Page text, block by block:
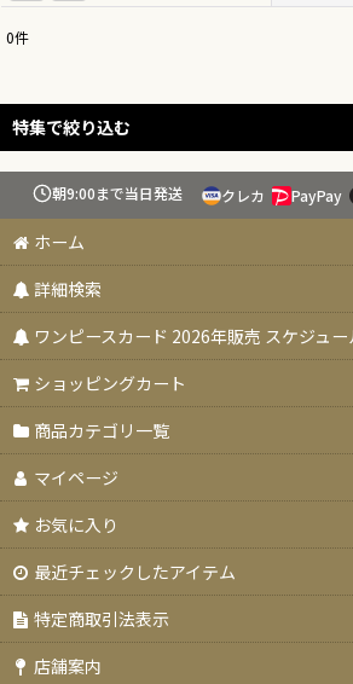
並び順:
0件
特集で絞り込む
スタートデッキ 【ST-31〜36】
ブースターパック 決戦の刻【OP-16】
特価品
お楽しみ袋
デッキ販売
プロモカード
ドン！！カード
未開封品
エクストラブースター EGGHEAD CRISIS(エ
朝9:00まで当日発送 クレカ PayPay
ホーム
詳細検索
ワンピースカード 2026年販売 スケジュー
ショッピングカート
商品カテゴリ一覧
マイページ
お気に入り
最近チェックしたアイテム
特定商取引法表示
店舗案内